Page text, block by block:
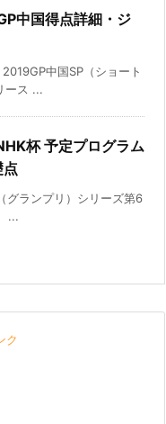
中国得点詳細・ジ
中国SP（ショート
ース ...
杯 予定プログラム
グランプリ）シリーズ第6
...
ク